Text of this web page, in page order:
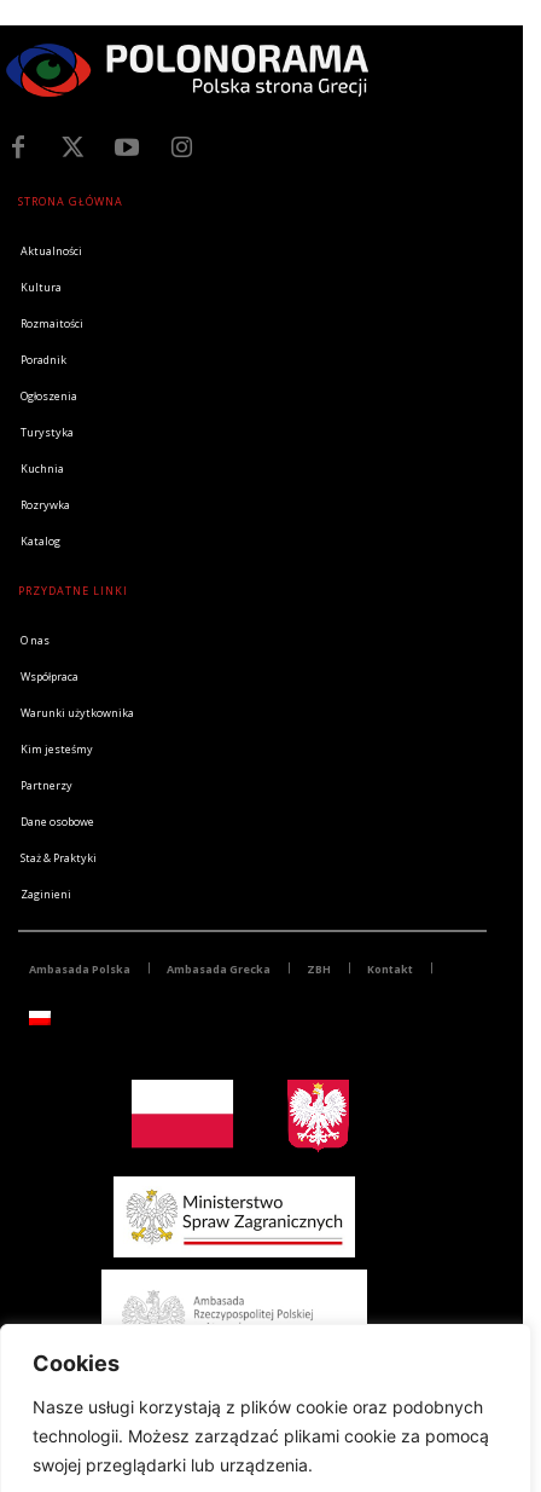
Cookies
Nasze usługi korzystają z plików cookie oraz podobnych
technologii. Możesz zarządzać plikami cookie za pomocą
swojej przeglądarki lub urządzenia.
STRONA GŁÓWNA
Aktualności
Kultura
Rozmaitości
Poradnik
Ogłoszenia
Turystyka
Kuchnia
Rozrywka
Katalog
PRZYDATNE LINKI
O nas
Współpraca
Warunki użytkownika
Kim jesteśmy
Partnerzy
Dane osobowe
Staż & Praktyki
Zaginieni
Ambasada Polska Ambasada Grecka ZBH Kontakt